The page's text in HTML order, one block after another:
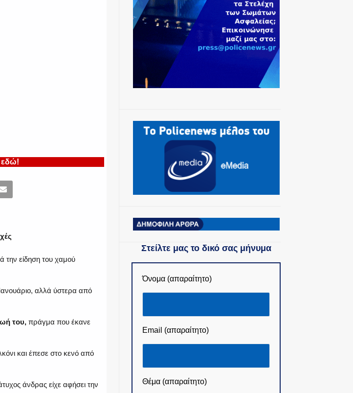
εδώ!
την είδηση του χαμού
αλλά ύστερα από
του, πράγμα που έκανε
και έπεσε στο κενό από
άνδρας είχε αφήσει την
Στείλτε μας το δικό σας μήνυμα
Όνομα (απαραίτητο)
Email (απαραίτητο)
Θέμα (απαραίτητο)